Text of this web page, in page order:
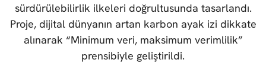
sürdürülebilirlik ilkeleri doğrultusunda tasarlandı.
Proje, dijital dünyanın artan karbon ayak izi dikkate
alınarak “Minimum veri, maksimum verimlilik”
prensibiyle geliştirildi.